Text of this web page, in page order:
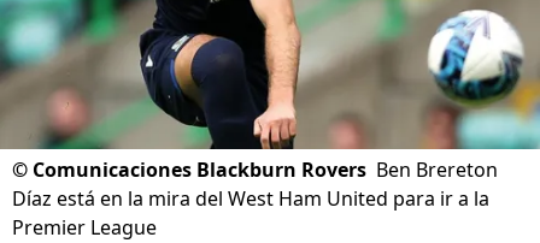
© Comunicaciones Blackburn Rovers Ben Brereton
Díaz está en la mira del West Ham United para ir a la
Premier League